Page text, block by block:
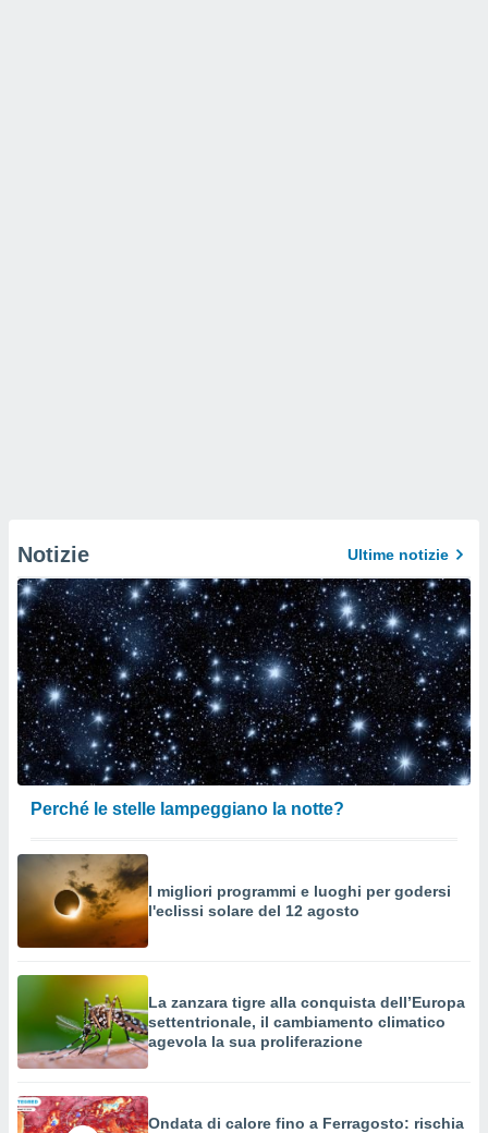
Notizie Ultime notizie
Perché le stelle lampeggiano la notte?
I migliori programmi e luoghi per godersi
l'eclissi solare del 12 agosto
La zanzara tigre alla conquista dell’Europa
settentrionale, il cambiamento climatico
agevola la sua proliferazione
Ondata di calore fino a Ferragosto: rischia